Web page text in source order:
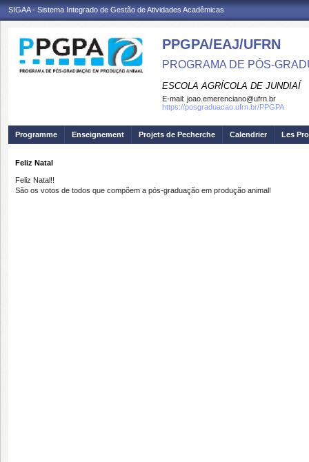
SIGAA - Sistema Integrado de Gestão de Atividades Acadêmicas
PPGPA/EAJ/UFRN
PROGRAMA DE PÓS-
ESCOLA AGRÍCOLA DE JUNDIAÍ
E-mail: joao.emerenciano@ufrn.br
https://posgraduacao.ufrn.br/PPGPA
Programme Enseignement Projets de Pecherche Calendrier Les
Feliz Natal
Feliz Natal!!
São os votos de todos que compõem a pós-graduação em produção animal!